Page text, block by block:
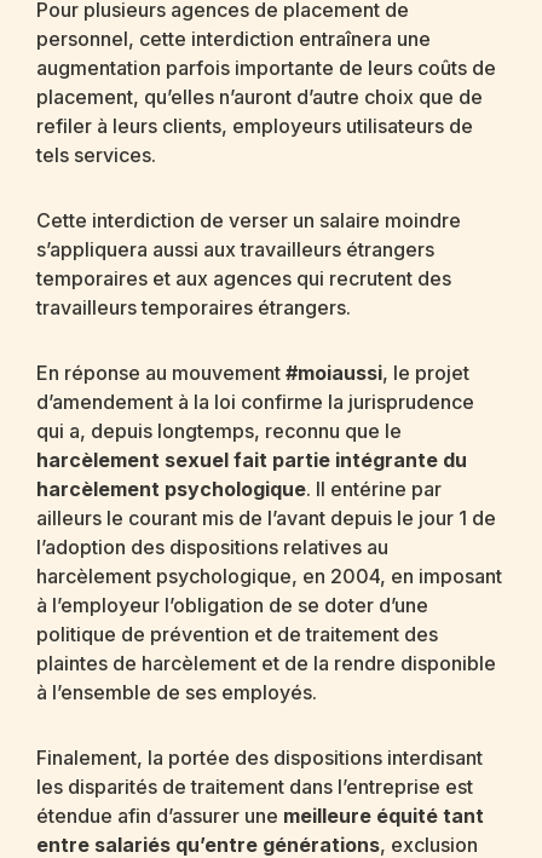
Pour plusieurs agences de placement de
personnel, cette interdiction entraînera une
augmentation parfois importante de leurs coûts de
placement, qu’elles n’auront d’autre choix que de
refiler à leurs clients, employeurs utilisateurs de
tels services.
Cette interdiction de verser un salaire moindre
s’appliquera aussi aux travailleurs étrangers
temporaires et aux agences qui recrutent des
travailleurs temporaires étrangers.
En réponse au mouvement #moiaussi, le projet
d’amendement à la loi confirme la jurisprudence
qui a, depuis longtemps, reconnu que le
harcèlement sexuel fait partie intégrante du
harcèlement psychologique. Il entérine par
ailleurs le courant mis de l’avant depuis le jour 1 de
l’adoption des dispositions relatives au
harcèlement psychologique, en 2004, en imposant
à l’employeur l’obligation de se doter d’une
politique de prévention et de traitement des
plaintes de harcèlement et de la rendre disponible
à l’ensemble de ses employés.
Finalement, la portée des dispositions interdisant
les disparités de traitement dans l’entreprise est
étendue afin d’assurer une meilleure équité tant
entre salariés qu’entre générations, exclusion